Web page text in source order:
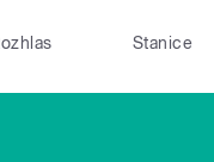
Stanice